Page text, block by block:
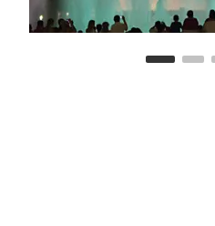
segundo y con una altura
está basada en 120
funcionamiento) en